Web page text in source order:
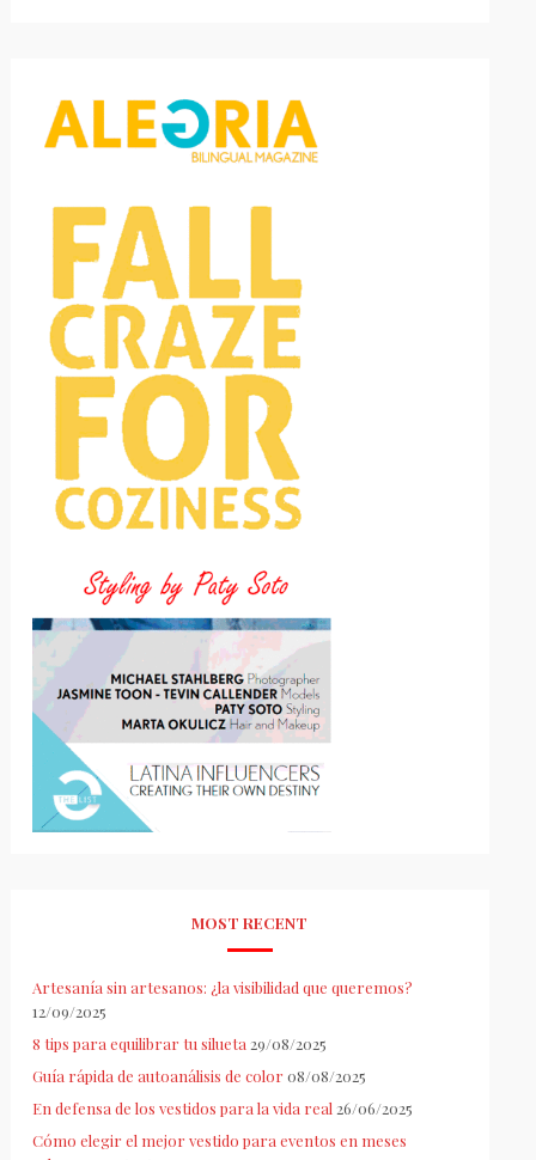
MOST RECENT
Artesanía sin artesanos: ¿la visibilidad que queremos?
12/09/2025
8 tips para equilibrar tu silueta29/08/2025
Guía rápida de autoanálisis de color 08/08/2025
En defensa de los vestidos para la vida real26/06/2025
Cómo elegir el mejor vestido para eventos en meses